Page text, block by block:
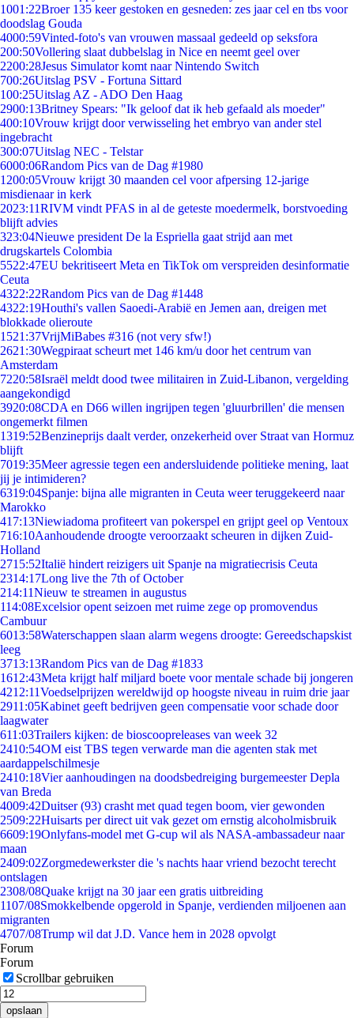
1001:22Broer 135 keer gestoken en gesneden: zes jaar cel en tbs voor
doodslag Gouda
4000:59Vinted-foto's van vrouwen massaal gedeeld op seksfora
200:50Vollering slaat dubbelslag in Nice en neemt geel over
2200:28Jesus Simulator komt naar Nintendo Switch
700:26Uitslag PSV - Fortuna Sittard
100:25Uitslag AZ - ADO Den Haag
2900:13Britney Spears: "Ik geloof dat ik heb gefaald als moeder"
400:10Vrouw krijgt door verwisseling het embryo van ander stel
ingebracht
300:07Uitslag NEC - Telstar
6000:06Random Pics van de Dag #1980
1200:05Vrouw krijgt 30 maanden cel voor afpersing 12-jarige
misdienaar in kerk
2023:11RIVM vindt PFAS in al de geteste moedermelk, borstvoeding
blijft advies
323:04Nieuwe president De la Espriella gaat strijd aan met
drugskartels Colombia
5522:47EU bekritiseert Meta en TikTok om verspreiden desinformatie
Ceuta
4322:22Random Pics van de Dag #1448
4322:19Houthi's vallen Saoedi-Arabië en Jemen aan, dreigen met
blokkade olieroute
1521:37VrijMiBabes #316 (not very sfw!)
2621:30Wegpiraat scheurt met 146 km/u door het centrum van
Amsterdam
7220:58Israël meldt dood twee militairen in Zuid-Libanon, vergelding
aangekondigd
3920:08CDA en D66 willen ingrijpen tegen 'gluurbrillen' die mensen
ongemerkt filmen
1319:52Benzineprijs daalt verder, onzekerheid over Straat van Hormuz
blijft
7019:35Meer agressie tegen een andersluidende politieke mening, laat
jij je intimideren?
6319:04Spanje: bijna alle migranten in Ceuta weer teruggekeerd naar
Marokko
417:13Niewiadoma profiteert van pokerspel en grijpt geel op Ventoux
716:10Aanhoudende droogte veroorzaakt scheuren in dijken Zuid-
Holland
2715:52Italië hindert reizigers uit Spanje na migratiecrisis Ceuta
2314:17Long live the 7th of October
214:11Nieuw te streamen in augustus
114:08Excelsior opent seizoen met ruime zege op promovendus
Cambuur
6013:58Waterschappen slaan alarm wegens droogte: Gereedschapskist
leeg
3713:13Random Pics van de Dag #1833
1612:43Meta krijgt half miljard boete voor mentale schade bij jongeren
4212:11Voedselprijzen wereldwijd op hoogste niveau in ruim drie jaar
2911:05Kabinet geeft bedrijven geen compensatie voor schade door
laagwater
611:03Trailers kijken: de bioscoopreleases van week 32
2410:54OM eist TBS tegen verwarde man die agenten stak met
aardappelschilmesje
2410:18Vier aanhoudingen na doodsbedreiging burgemeester Depla
van Breda
4009:42Duitser (93) crasht met quad tegen boom, vier gewonden
2509:22Huisarts per direct uit vak gezet om ernstig alcoholmisbruik
6609:19Onlyfans-model met G-cup wil als NASA-ambassadeur naar
maan
2409:02Zorgmedewerkster die 's nachts haar vriend bezocht terecht
ontslagen
2308/08Quake krijgt na 30 jaar een gratis uitbreiding
1107/08Smokkelbende opgerold in Spanje, verdienden miljoenen aan
migranten
4707/08Trump wil dat J.D. Vance hem in 2028 opvolgt
Forum
Forum
Scrollbar gebruiken
opslaan